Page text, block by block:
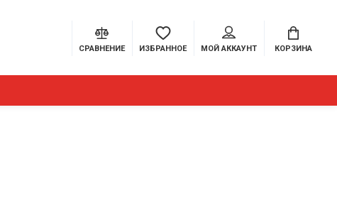
СРАВНЕНИЕ ИЗБРАННОЕ МОЙ АККАУНТ КОРЗИНА